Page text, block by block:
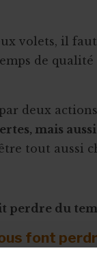
volets, il
de
deux
mais
tout aussi
perdre du
font